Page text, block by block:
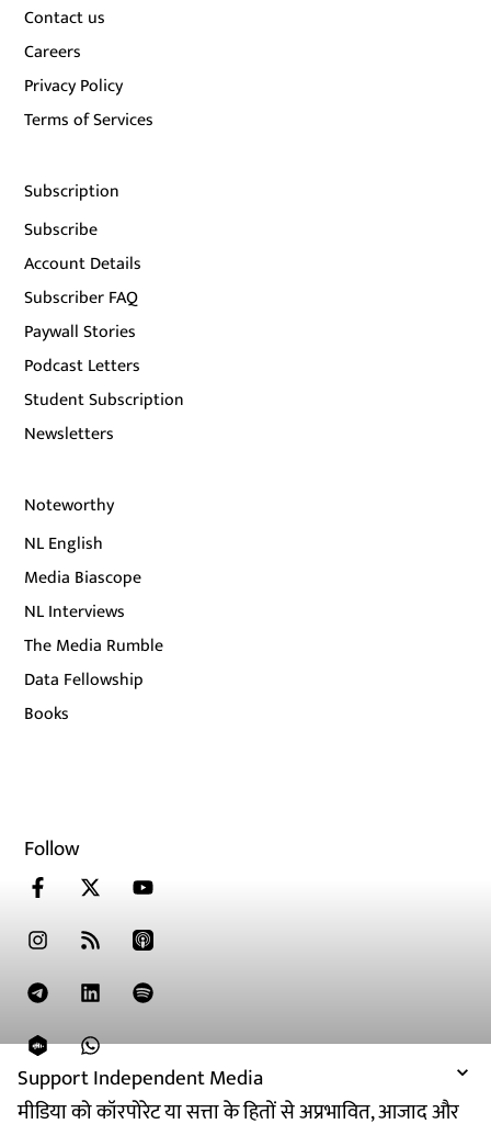
Support Independent Media
मीडिया को कॉरपोरेट या सत्ता के हितों से अप्रभावित, आजाद और
Contact us
Careers
Privacy Policy
Terms of Services
Subscription
Subscribe
Account Details
Subscriber FAQ
Paywall Stories
Podcast Letters
Student Subscription
Newsletters
Noteworthy
NL English
Media Biascope
NL Interviews
The Media Rumble
Data Fellowship
Books
Follow